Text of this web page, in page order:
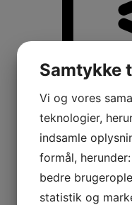
Køle-/
Samtykke
Vi og vores
teknologier,
indsamle
formål,
bedre
statistik og